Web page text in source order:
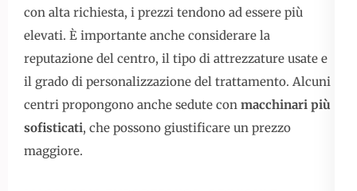
con alta richiesta, i prezzi tendono ad essere più
elevati. È importante anche considerare la
reputazione del centro, il tipo di attrezzature usate e
il grado di personalizzazione del trattamento. Alcuni
centri propongono anche sedute con macchinari più
sofisticati, che possono giustificare un prezzo
maggiore.